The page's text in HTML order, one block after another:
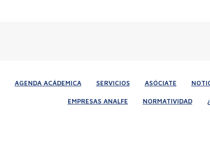
AGENDA ACÁDEMICA SERVICIOS ASÓCIATE
EMPRESAS ANALFE NORMATIVIDAD